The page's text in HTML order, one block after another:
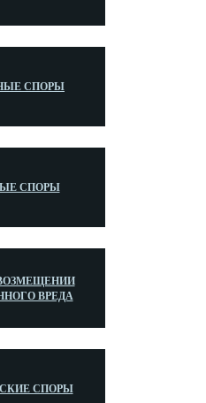
СПОРЫ
СПОРЫ
ВРЕДА
СПОРЫ